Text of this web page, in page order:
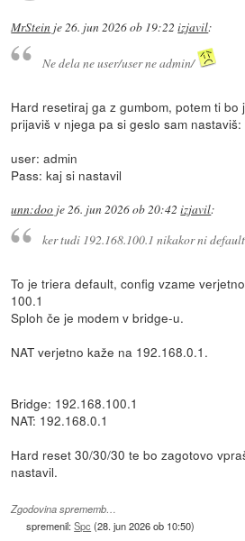
MrStein je26. jun 2026 ob 19:22 izjavil:
Ne dela ne user/user ne admin/
Hard resetiraj ga z gumbom, potem ti bo
prijaviš v njega pa si geslo sam nastaviš:
user: admin
Pass: kaj si nastavil
unn:doo je26. jun 2026 ob 20:42 izjavil:
ker tudi 192.168.100.1 nikakor ni
To je triera default, config vzame
100.1
Sploh če je modem v bridge-u.
NAT verjetno kaže na 192.168.0.1.
Bridge: 192.168.100.1
NAT: 192.168.0.1
Hard reset 30/30/30 te bo zagotovo
nastavil.
Zgodovina sprememb…
spremenil:Spc (28. jun 2026 ob 10:50)